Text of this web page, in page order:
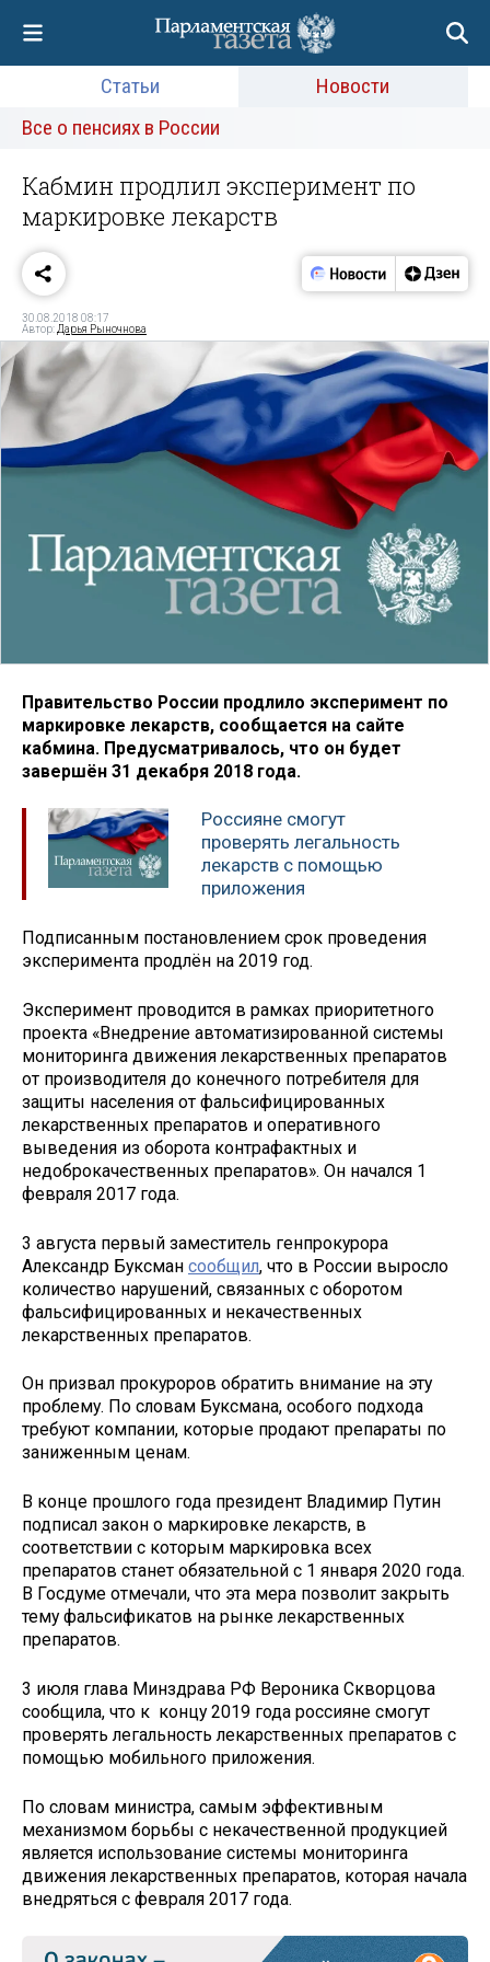
Статьи
Новости
Все о пенсиях в России
Кабмин продлил эксперимент по
маркировке лекарств
30.08.2018 08:17
Автор: Дарья Рыночнова
Правительство России продлило эксперимент по
маркировке лекарств, сообщается на сайте
кабмина. Предусматривалось, что он будет
завершён 31 декабря 2018 года.
Россияне смогут
проверять легальность
лекарств с помощью
приложения
Подписанным постановлением срок проведения
эксперимента продлён на 2019 год.
Эксперимент проводится в рамках приоритетного
проекта «Внедрение автоматизированной системы
мониторинга движения лекарственных препаратов
от производителя до конечного потребителя для
защиты населения от фальсифицированных
лекарственных препаратов и оперативного
выведения из оборота контрафактных и
недоброкачественных препаратов». Он начался 1
февраля 2017 года.
3 августа первый заместитель генпрокурора
Александр Буксман сообщил, что в России выросло
количество нарушений, связанных с оборотом
фальсифицированных и некачественных
лекарственных препаратов.
Он призвал прокуроров обратить внимание на эту
проблему. По словам Буксмана, особого подхода
требуют компании, которые продают препараты по
заниженным ценам.
В конце прошлого года президент Владимир Путин
подписал закон о маркировке лекарств, в
соответствии с которым маркировка всех
препаратов станет обязательной с 1 января 2020 года.
В Госдуме отмечали, что эта мера позволит закрыть
тему фальсификатов на рынке лекарственных
препаратов.
3 июля глава Минздрава РФ Вероника Скворцова
сообщила, что к концу 2019 года россияне смогут
проверять легальность лекарственных препаратов с
помощью мобильного приложения.
По словам министра, самым эффективным
механизмом борьбы с некачественной продукцией
является использование системы мониторинга
движения лекарственных препаратов, которая начала
внедряться с февраля 2017 года.